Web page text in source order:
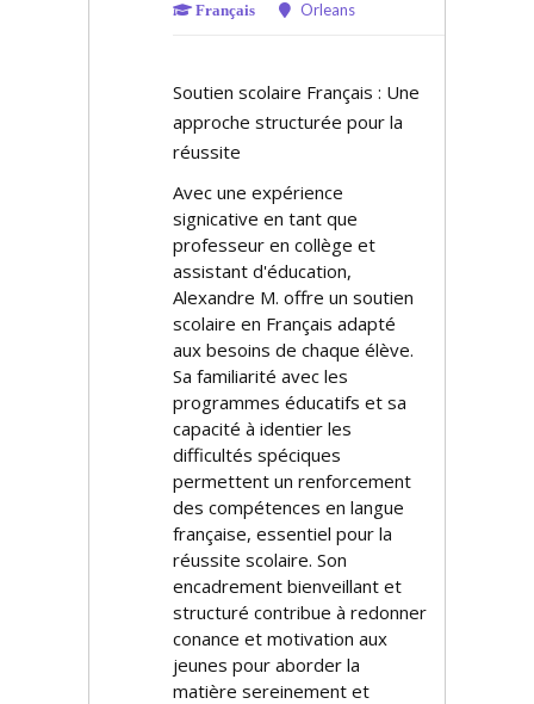
Français Orleans
Soutien scolaire Français : Une
approche structurée pour la
réussite
Avec une expérience
significative en tant que
professeur en collège et
assistant d'éducation,
Alexandre M. offre un soutien
scolaire en Français adapté
aux besoins de chaque élève.
Sa familiarité avec les
programmes éducatifs et sa
capacité à identifier les
difficultés spécifiques
permettent un renforcement
des compétences en langue
française, essentiel pour la
réussite scolaire. Son
encadrement bienveillant et
structuré contribue à redonner
confiance et motivation aux
jeunes pour aborder la
matière sereinement et